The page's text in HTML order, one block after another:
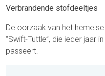
Verbrandende stofdeeltjes
De oorzaak van het
“Swift-Tuttle”, die ieder jaar
passeert.